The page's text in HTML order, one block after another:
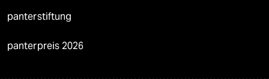
panterstiftung
panterpreis 2026